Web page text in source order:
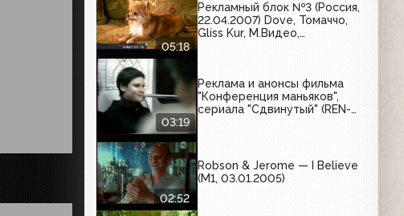
05:18
Рекламный блок №3 (Россия,
22.04.2007) Dove, Томаччо,
Gliss Kur, М.Видео,
03:19
Реклама и анонсы фильма
"Конференция маньяков",
сериала "Сдвинутый" (REN-
02:52
Robson & Jerome — I Believe
(М1, 03.01.2005)